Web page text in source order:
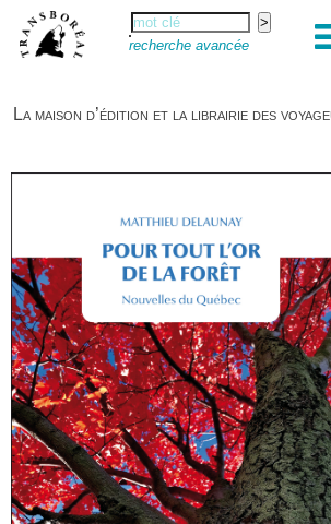
recherche avancée
La maison d’édition et la librairie des